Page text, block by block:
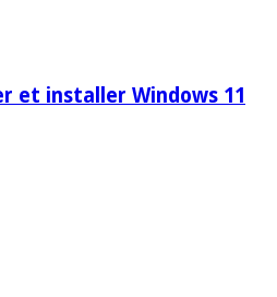
et installer Windows 11